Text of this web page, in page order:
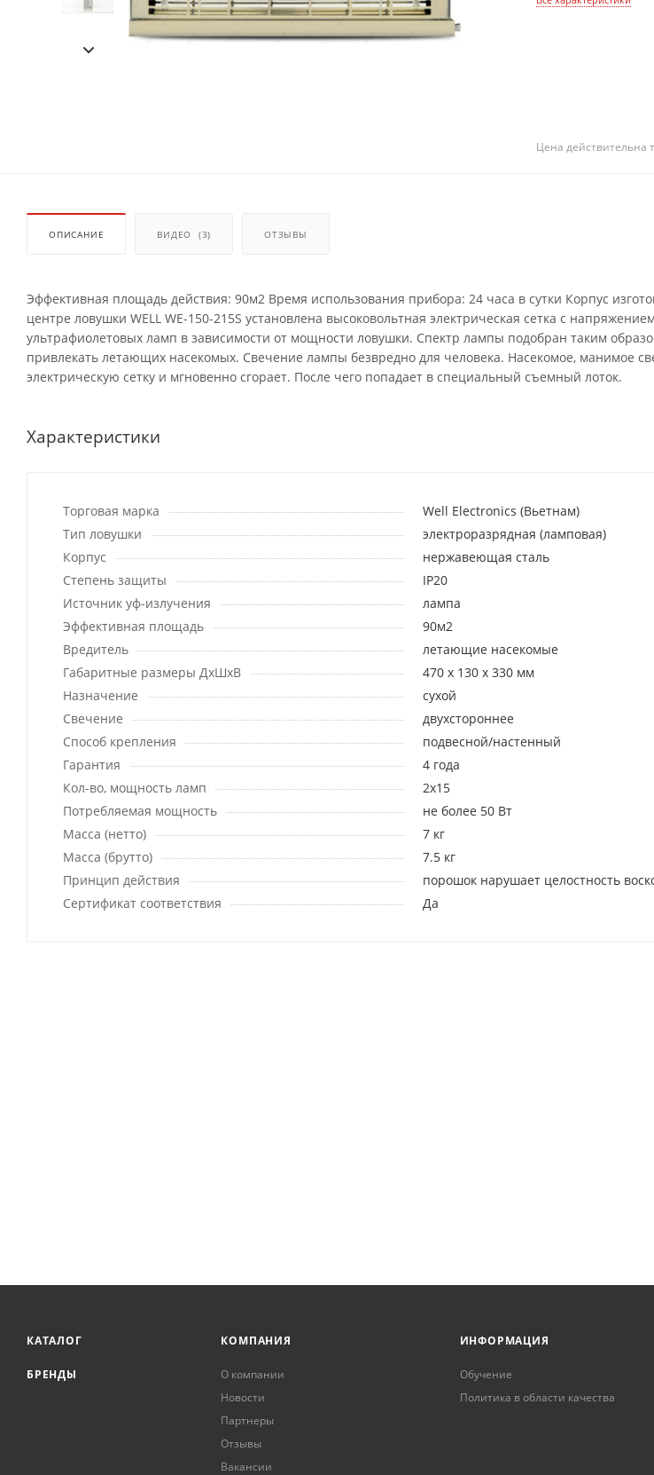
Цена действительна
ОПИСАНИЕ ВИДЕО (3) ОТЗЫВЫ
Эффективная площадь действия: 90м2 Время использования прибора: 24 часа в сутки Корпус
центре ловушки WELL WE-150-215S установлена высоковольтная электрическая сетка с
ультрафиолетовых ламп в зависимости от мощности ловушки. Спектр лампы подобран таким
привлекать летающих насекомых. Свечение лампы безвредно для человека. Насекомое, манимое
электрическую сетку и мгновенно сгорает. После чего попадает в специальный съемный лоток.
Характеристики
Торговая марка
Well Electronics (Вьетнам)
Тип ловушки
электроразрядная (ламповая)
Корпус
нержавеющая сталь
Степень защиты
IP20
Источник уф-излучения
лампа
Эффективная площадь
90м2
Вредитель
летающие насекомые
Габаритные размеры ДхШхВ
470 x 130 x 330 мм
Назначение
сухой
Свечение
двухстороннее
Способ крепления
подвесной/настенный
Гарантия
4 года
Кол-во, мощность ламп
2x15
Потребляемая мощность
не более 50 Вт
Масса (нетто)
7 кг
Масса (брутто)
7.5 кг
Принцип действия
порошок нарушает целостность
Сертификат соответствия
Да
КАТАЛОГ
БРЕНДЫ
КОМПАНИЯ
О компании
Новости
Партнеры
Отзывы
Вакансии
ИНФОРМАЦИЯ
Обучение
Политика в области качества